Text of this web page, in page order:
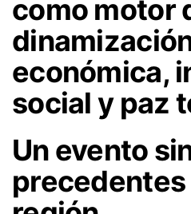
como motor
económica,
social y paz
Un evento
precedentes